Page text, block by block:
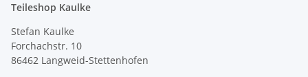
Teileshop Kaulke
Stefan Kaulke
Forchachstr. 10
86462 Langweid-Stettenhofen